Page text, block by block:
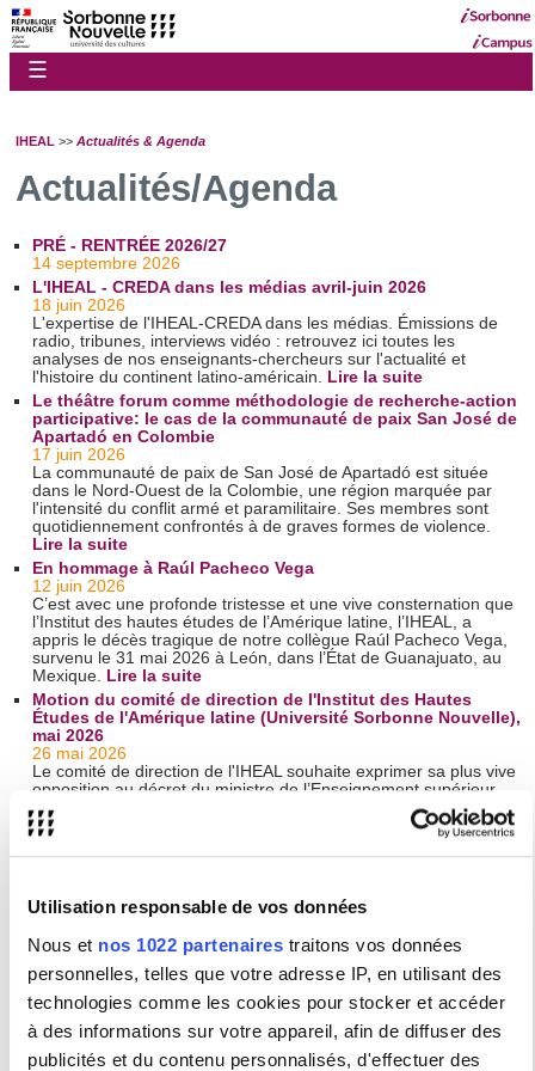
Utilisation responsable de vos données
Nous et nos 1022 partenaires traitons vos données
personnelles, telles que votre adresse IP, en utilisant des
technologies comme les cookies pour stocker et accéder
à des informations sur votre appareil, afin de diffuser des
publicités et du contenu personnalisés, d'effectuer des
☰
IHEAL >> Actualités & Agenda
Actualités/Agenda
PRÉ - RENTRÉE 2026/27
14 septembre 2026
L'IHEAL - CREDA dans les médias avril-juin 2026
18 juin 2026
L'expertise de l'IHEAL-CREDA dans les médias. Émissions de
radio, tribunes, interviews vidéo : retrouvez ici toutes les
analyses de nos enseignants-chercheurs sur l'actualité et
l'histoire du continent latino-américain. Lire la suite
Le théâtre forum comme méthodologie de recherche-action
participative: le cas de la communauté de paix San José de
Apartadó en Colombie
17 juin 2026
La communauté de paix de San José de Apartadó est située
dans le Nord-Ouest de la Colombie, une région marquée par
l'intensité du conflit armé et paramilitaire. Ses membres sont
quotidiennement confrontés à de graves formes de violence.
Lire la suite
En hommage à Raúl Pacheco Vega
12 juin 2026
C’est avec une profonde tristesse et une vive consternation que
l’Institut des hautes études de l’Amérique latine, l’IHEAL, a
appris le décès tragique de notre collègue Raúl Pacheco Vega,
survenu le 31 mai 2026 à León, dans l’État de Guanajuato, au
Mexique. Lire la suite
Motion du comité de direction de l'Institut des Hautes
Études de l'Amérique latine (Université Sorbonne Nouvelle),
mai 2026
26 mai 2026
Le comité de direction de l'IHEAL souhaite exprimer sa plus vive
opposition au décret du ministre de l’Enseignement supérieur,
de la Recherche et de l’Espace, publié le 19 mai 2026, qui réduit
drastiquement les possibilités d'exonérations des frais
d'inscription différenciés appliqués aux étudiantes et étudiants
dits « extra-communautaires ».Lire la suite
21 mai 2026
Par Giancarlo Summa[1]
Le monde a retenu son souffle lorsque, début avril, Donald
Trump a menacé de détruire « toute une civilisation » avant de
faire marche arrière et de négocier un cessez-le-feu avec l’Iran
grâce à la médiation du Pakistan. Cette crise, tout comme
l’invasion de l’Ukraine, l’enlèvement de Nicolás Maduro ou le
renouvellement du blocus illégal contre Cuba, révèle un
dénominateur commun : l’absence de l’Organisation des Nations